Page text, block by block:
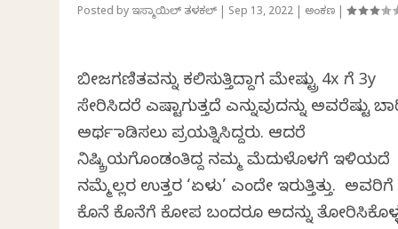
Posted by ಇಸ್ಮಾಯಿಲ್ ತಳಕಲ್ Sep 13, 2022 ಅಂಕಣ |
ಬೀಜಗಣಿತವನ್ನು ಕಲಿಸುತ್ತಿದ್ದಾಗ ಮೇಷ್ಟ್ರು 4x ಗೆ 3y
ಸೇರಿಸಿದರೆ ಎಷ್ಟಾಗುತ್ತದೆ ಎನ್ನುವುದನ್ನು ಅವರೆಷ್ಟು
ಅರ್ಥ ಮಾಡಿಸಲು ಪ್ರಯತ್ನಿಸಿದ್ದರು. ಆದರೆ
ನಿಷ್ಕ್ರಿಯಗೊಂಡಂತಿದ್ದ ನಮ್ಮ ಮೆದುಳೊಳಗೆ ಇಳಿಯದೆ
ನಮ್ಮೆಲ್ಲರ ಉತ್ತರ ‘ಏಳು’ ಎಂದೇ ಇರುತ್ತಿತ್ತು. ಅವರಿಗೆ
ಕೊನೆ ಕೊನೆಗೆ ಕೋಪ ಬಂದರೂ ಅದನ್ನು